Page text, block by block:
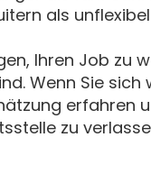
als
Ihren Job zu
Wenn Sie sich
erfahren
zu